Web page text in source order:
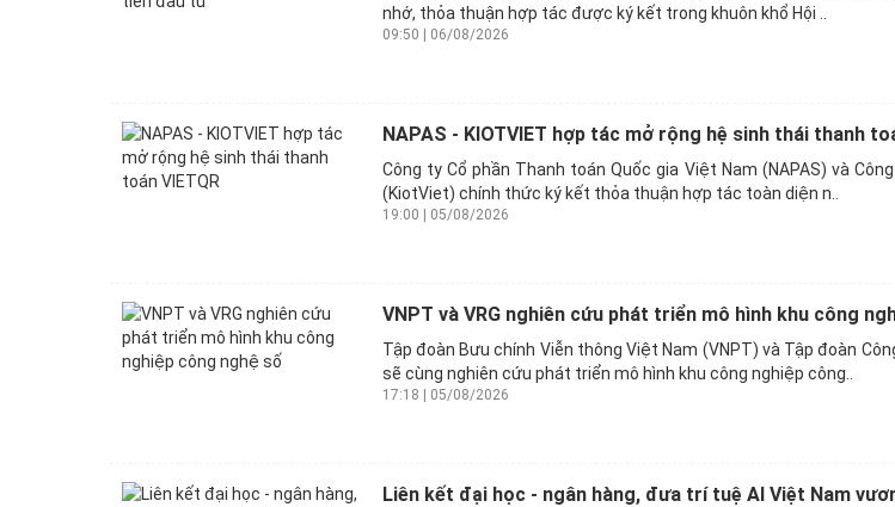
nhớ, thỏa thuận hợp tác được ký kết trong khuôn khổ Hội ..
09:50 | 06/08/2026
NAPAS - KIOTVIET hợp tác mở rộng hệ sinh thái thanh
Công ty Cổ phần Thanh toán Quốc gia Việt Nam (NAPAS) và
(KiotViet) chính thức ký kết thỏa thuận hợp tác toàn diện n..
19:00 | 05/08/2026
VNPT và VRG nghiên cứu phát triển mô hình khu công
Tập đoàn Bưu chính Viễn thông Việt Nam (VNPT) và Tập đoàn
sẽ cùng nghiên cứu phát triển mô hình khu công nghiệp công..
17:18 | 05/08/2026
Liên kết đại học - ngân hàng, đưa trí tuệ AI Việt Nam